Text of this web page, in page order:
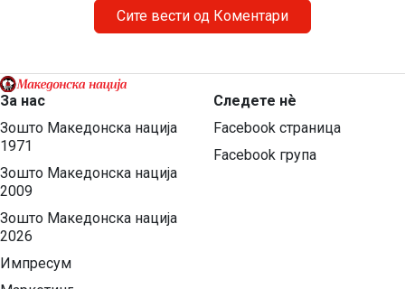
Сите вести од Коментари
За нас
Зошто Македонска нација
1971
Зошто Македонска нација
2009
Зошто Македонска нација
2026
Импресум
Следете нѐ
Facebook страница
Facebook група